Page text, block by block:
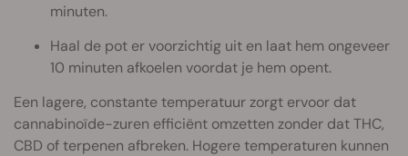
minuten.
Haal de pot er voorzichtig uit en laat hem ongeveer
10 minuten afkoelen voordat je hem opent.
Een lagere, constante temperatuur zorgt ervoor dat
cannabinoïde-zuren efficiënt omzetten zonder dat THC,
CBD of terpenen afbreken. Hogere temperaturen kunnen